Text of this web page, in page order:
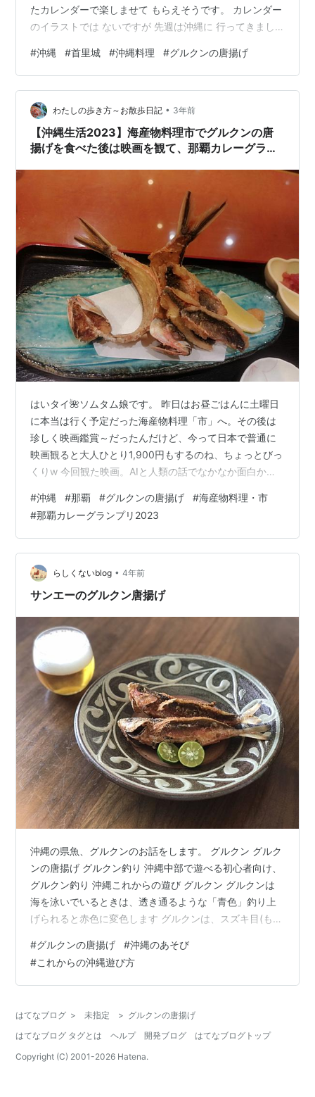
たカレンダーで楽しませて もらえそうです。 カレンダー
のイラストでは ないですが 先週は沖縄に 行ってきまし
沖縄は行くことは ないだろうな～と、 思っていました。
お正月に家族が集まった時に 急にそういう話になり あれ
よあれよという間に １泊ですが行くことに。 松山空港か
ら出発。 飛行機に乗るまでは しっかり冬仕様。 フリー
スを羽織って パンツ下には あったかレギ…
#沖縄 #首里城 #沖縄料理 #グルクンの唐揚げ
わたしの歩き方～お散歩日記 • 3年前
【沖縄生活2023】海産物料理市でグルクンの唐
揚げを食べた後は映画を観て、那覇カレーグラン
はいタイ🌺ソムタム娘です。 昨日はお昼ごはんに土曜日
に本当は行く予定だった海産物料理「市」へ。その後は
珍しく映画鑑賞～だったんだけど、今って日本で普通に
映画観ると大人ひとり1,900円もするのね、ちょっとびっ
くりw 今回観た映画。AIと人類の話でなかなか面白かっ
プリの会場に寄ってしっかり結果発表も見届けてきまし
た。 那覇新都心・海産物料理「市」でグルクンの唐揚げ
定食 那覇カレーグランプリ2023～結果発表！ 那覇新都
心・海産物料理「市」でグルクンの唐揚げ定食 利用する
頻度はかなり少ないけど定期的に行きたくなる海鮮が美
味しくいただける食堂、…
#沖縄 #那覇 #グルクンの唐揚げ #海産物料理・市
#那覇カレーグランプリ2023
らしくないblog • 4年前
サンエーのグルクン唐揚げ
沖縄の県魚、グルクンのお話をします。 グルクン グルク
ンの唐揚げ グルクン釣り 沖縄中部で遊べる初心者向け、
グルクン釣り 沖縄これからの遊び グルクン グルクンは
海を泳いでいるときは、透き通るような「青色」釣り上
げられると赤色に変色します グルクンは、スズキ目(も
みの魚です。 唐揚げがなんと言っても有名。 グルクン、
正式な名前は「タカサゴ」と言うのだそうだが 名前がち
ゃんとあるのに、なぜグルクン? グルクン 名前の由来
本土でも似た魚の種類はあるが グルクンと呼ばれるタカ
サゴは、奄美大島…
#グルクンの唐揚げ #沖縄のあそび
#これからの沖縄遊び方
はてなブログ > 未指定 > グルクンの唐揚げ
はてなブログ タグとは
ヘルプ 開発ブログ
はてなブログトップ
Copyright (C) 2001-2026 Hatena.